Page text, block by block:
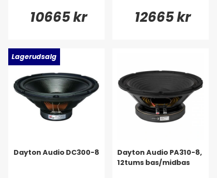
10665 kr 12665 kr
Lagerudsalg
Dayton Audio DC300-8
Dayton Audio PA310-8,
12tums bas/midbas